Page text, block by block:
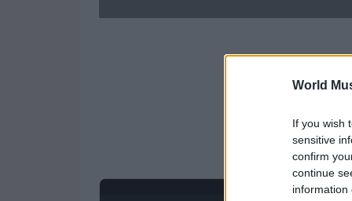
World
If you wish
sensitive
confirm
continue
information